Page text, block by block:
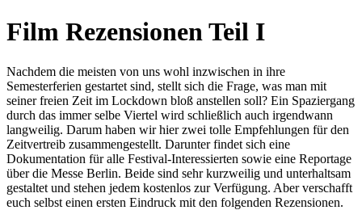
Film Rezensionen Teil I
Nachdem die meisten von uns wohl inzwischen in ihre
Semesterferien gestartet sind, stellt sich die Frage, was man mit
seiner freien Zeit im Lockdown bloß anstellen soll? Ein Spaziergang
durch das immer selbe Viertel wird schließlich auch irgendwann
langweilig. Darum haben wir hier zwei tolle Empfehlungen für den
Zeitvertreib zusammengestellt. Darunter findet sich eine
Dokumentation für alle Festival-Interessierten sowie eine Reportage
über die Messe Berlin. Beide sind sehr kurzweilig und unterhaltsam
gestaltet und stehen jedem kostenlos zur Verfügung. Aber verschafft
euch selbst einen ersten Eindruck mit den folgenden Rezensionen.